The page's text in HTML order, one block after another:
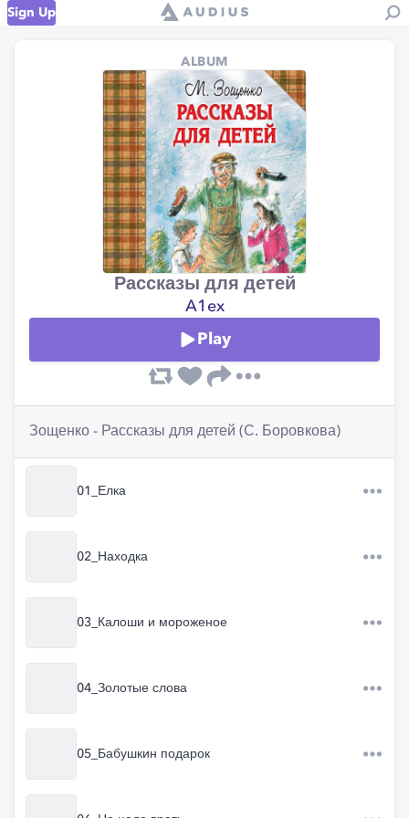
Sign Up
ALBUM
Рассказы для детей
A1ex
Play
Зощенко - Рассказы для детей (С. Боровкова)
01_Елка
02_Находка
03_Калоши и мороженое
04_Золотые слова
05_Бабушкин подарок